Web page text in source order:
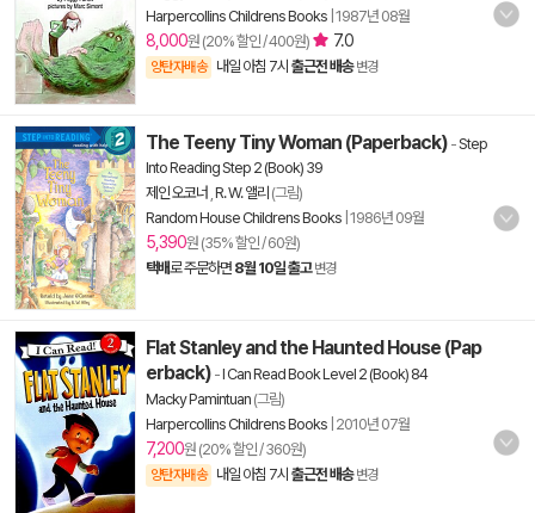
Harpercollins Childrens Books 1987년 08월
8,000원 (20% 할인 / 400원) 7.0
양탄자배송 내일 아침 7시 출근전 배송 변경
The Teeny Tiny Woman (Paperback) -Step
Into Reading Step 2 (Book) 39
제인 오코너 R. W. 앨리 (그림)
Random House Childrens Books 1986년 09월
5,390원 (35% 할인 / 60원)
택배로 주문하면 8월 10일 출고 변경
Flat Stanley and the Haunted House (Pap
erback) -I Can Read Book Level 2 (Book) 84
Macky Pamintuan (그림)
Harpercollins Childrens Books 2010년 07월
7,200원 (20% 할인 / 360원)
양탄자배송 내일 아침 7시 출근전 배송 변경